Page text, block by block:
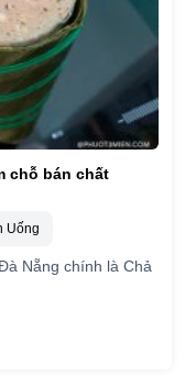
chỗ bán chất
Uống
Nẵng chính là Chả